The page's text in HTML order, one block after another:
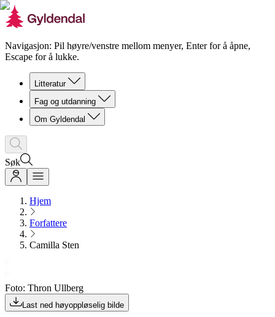
Navigasjon: Pil høyre/venstre mellom menyer, Enter for å åpne,
Escape for å lukke.
Litteratur
Fag og utdanning
Om Gyldendal
Søk
Hjem
Forfattere
Camilla Sten
Foto: Thron Ullberg
Last ned høyoppløselig bilde